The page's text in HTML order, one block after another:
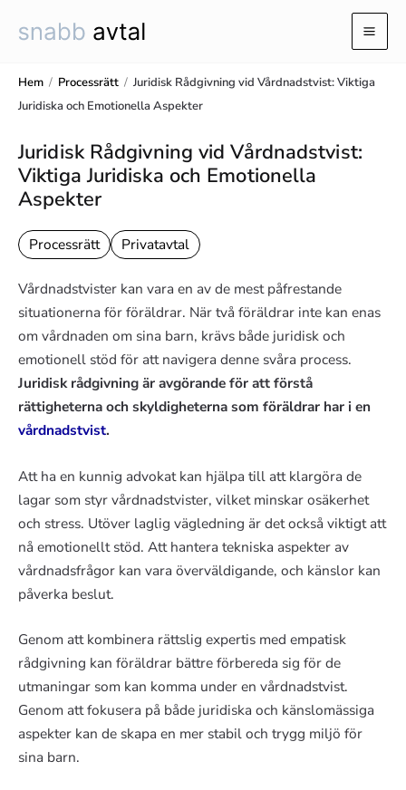
Hem / Processrätt / Juridisk Rådgivning vid Vårdnadstvist: Viktiga
Juridiska och Emotionella Aspekter
Juridisk Rådgivning vid Vårdnadstvist:
Viktiga Juridiska och Emotionella
Aspekter
Processrätt Privatavtal
Vårdnadstvister kan vara en av de mest påfrestande
situationerna för föräldrar. När två föräldrar inte kan enas
om vårdnaden om sina barn, krävs både juridisk och
emotionell stöd för att navigera denne svåra process.
Juridisk rådgivning är avgörande för att förstå
rättigheterna och skyldigheterna som föräldrar har i en
vårdnadstvist.
Att ha en kunnig advokat kan hjälpa till att klargöra de
lagar som styr vårdnadstvister, vilket minskar osäkerhet
och stress. Utöver laglig vägledning är det också viktigt att
nå emotionellt stöd. Att hantera tekniska aspekter av
vårdnadsfrågor kan vara överväldigande, och känslor kan
påverka beslut.
Genom att kombinera rättslig expertis med empatisk
rådgivning kan föräldrar bättre förbereda sig för de
utmaningar som kan komma under en vårdnadstvist.
Genom att fokusera på både juridiska och känslomässiga
aspekter kan de skapa en mer stabil och trygg miljö för
sina barn.